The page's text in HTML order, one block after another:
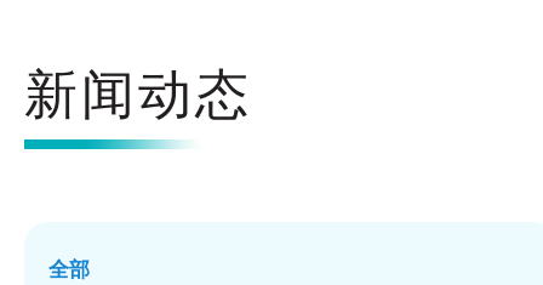
新闻动态
全部